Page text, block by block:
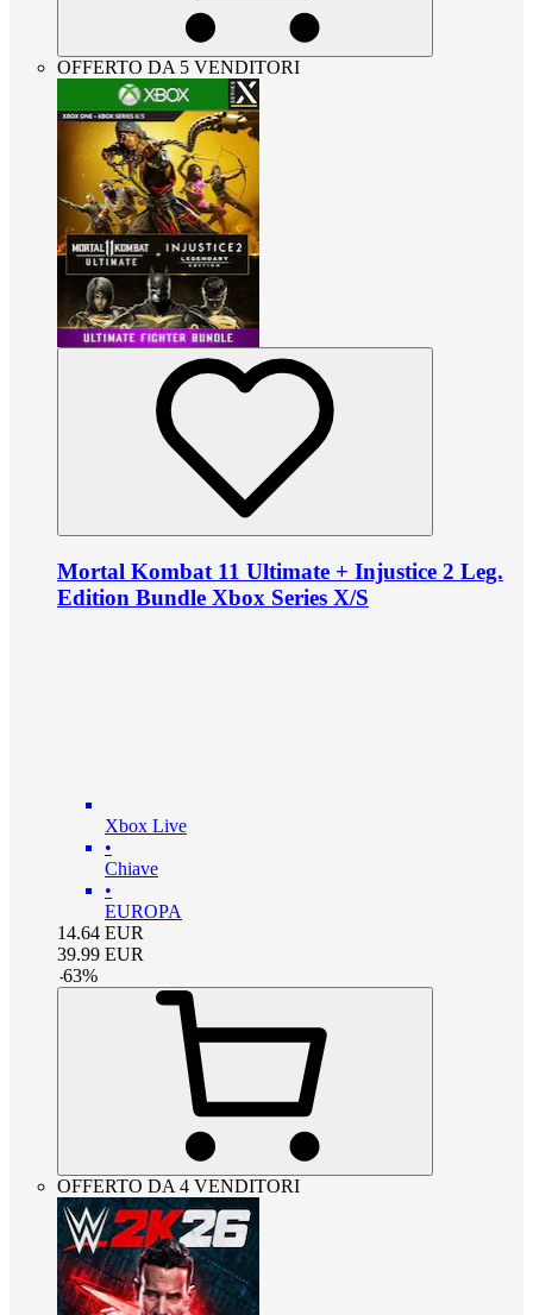
OFFERTO DA 5 VENDITORI
Mortal Kombat 11 Ultimate + Injustice 2 Leg.
Edition Bundle Xbox Series X/S
Xbox Live
•
Chiave
•
EUROPA
14.64 EUR
39.99 EUR
-63%
OFFERTO DA 4 VENDITORI